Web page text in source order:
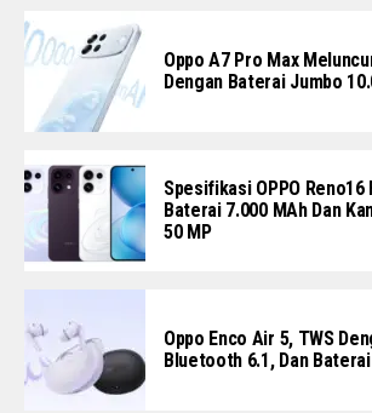
Oppo A7 Pro Max
Dengan Baterai Jumbo
Spesifikasi OPPO Reno16
Baterai 7.000 MAh Dan
50 MP
Oppo Enco Air 5, TWS
Bluetooth 6.1, Dan